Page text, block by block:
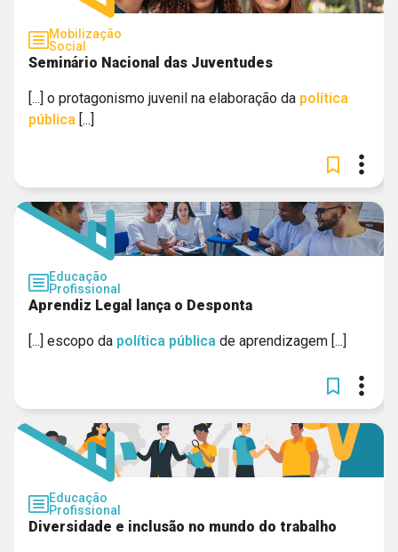
Mobilização
Social
Seminário Nacional das Juventudes
[...] o protagonismo juvenil na elaboração da política
pública [...]
Educação
Profissional
Aprendiz Legal lança o Desponta
[...] escopo da política pública de aprendizagem [...]
Educação
Profissional
Diversidade e inclusão no mundo do trabalho